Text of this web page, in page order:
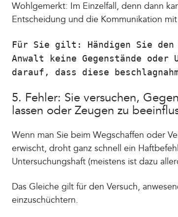
Wohlgemerkt: Im Einzelfall, denn dann
Entscheidung und die Kommunikation
Für Sie gilt: Händigen Sie den
Anwalt keine Gegenstände
darauf, dass diese
5. Fehler: Sie versuchen,
lassen oder Zeugen zu
Wenn man Sie beim Wegschaffen oder
erwischt, droht ganz schnell ein
Untersuchungshaft (meistens ist dazu
Das Gleiche gilt für den Versuch,
einzuschüchtern.